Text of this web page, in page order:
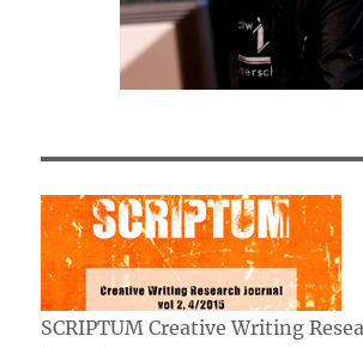
SCRIPTUM Creative Writing